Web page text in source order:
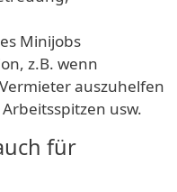
Minijobs
z.B. wenn
auszuhelfen
usw.
für